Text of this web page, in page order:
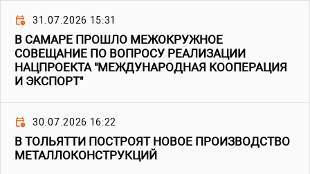
31.07.2026 15:31
В САМАРЕ ПРОШЛО МЕЖОКРУЖНОЕ
СОВЕЩАНИЕ ПО ВОПРОСУ РЕАЛИЗАЦИИ
НАЦПРОЕКТА "МЕЖДУНАРОДНАЯ КООПЕРАЦИЯ
И ЭКСПОРТ"
30.07.2026 16:22
В ТОЛЬЯТТИ ПОСТРОЯТ НОВОЕ ПРОИЗВОДСТВО
МЕТАЛЛОКОНСТРУКЦИЙ